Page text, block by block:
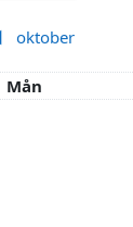
oktober
Måndag
Mån